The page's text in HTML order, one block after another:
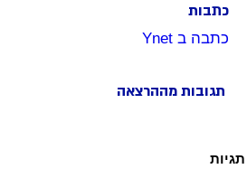
כתבות
כתבה ב Ynet
תגובות מההרצאה
תגיות